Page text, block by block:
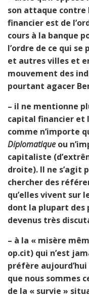
son attaque contre
financier est de
cours à la banque
l’ordre de ce qui
et autres villes et
mouvement des
pourtant agacer
– il ne mentionne
capital financier et
comme n’importe
Diplomatique ou
capitaliste
droite). Il ne s’agit
chercher des
qu’elles vivent sur
dont la plupart des
devenus très
– à la « misère
op.cit) qui n’est
préfère
que nous sommes
de la « survie »